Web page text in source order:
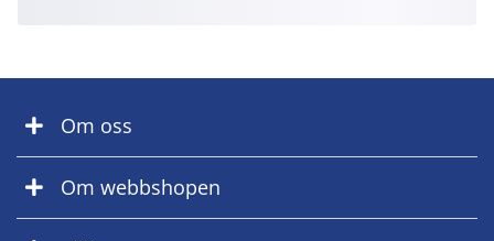
Om oss
Om webbshopen